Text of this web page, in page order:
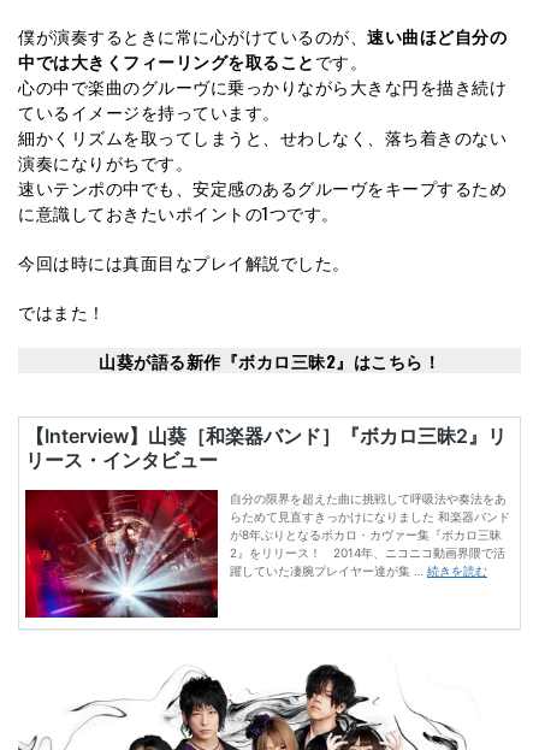
僕が演奏するときに常に心がけているのが、 速い曲ほど自分の
中では大きくフィーリングを取ることです。
心の中で楽曲のグルーヴに乗っかりながら大きな円を描き続け
ているイメージを持っています。
細かくリズムを取ってしまうと、せわしなく、落ち着きのない
演奏になりがちです。
速いテンポの中でも、安定感のあるグルーヴをキープするため
に意識しておきたいポイントの1つです。
今回は時には真面目なプレイ解説でした。
ではまた！
山葵が語る新作『ボカロ三昧2』はこちら！